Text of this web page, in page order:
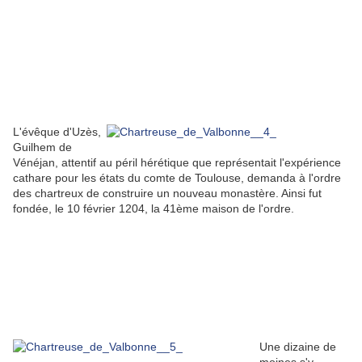
L'évêque d'Uzès,
Guilhem de
Vénéjan, attentif au péril hérétique que représentait l'expérience
cathare pour les états du comte de Toulouse, demanda à l'ordre
des chartreux de construire un nouveau monastère. Ainsi fut
fondée, le 10 février 1204, la 41ème maison de l'ordre.
Une dizaine de